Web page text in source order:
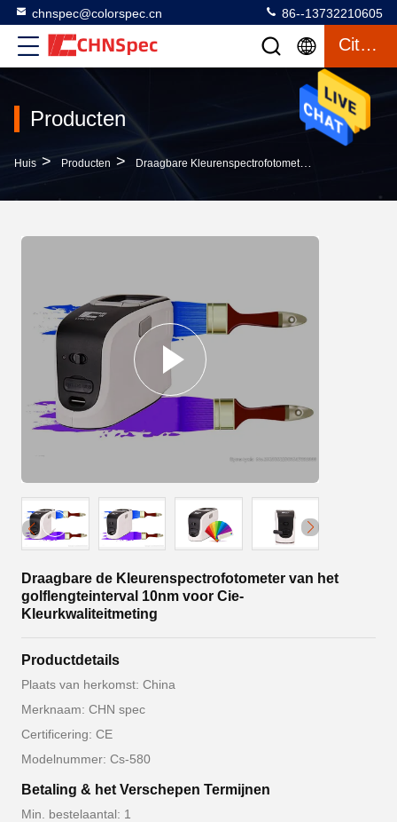
chnspec@colorspec.cn 86--13732210605
Citaat
Producten
Huis > Producten > Draagbare Kleurenspectrofotometer
Draagbare de Kleurenspectrofotometer van het
golflengteinterval 10nm voor Cie-
Kleurkwaliteitmeting
Productdetails
Plaats van herkomst: China
Merknaam: CHN spec
Certificering: CE
Modelnummer: Cs-580
Betaling & het Verschepen Termijnen
Min. bestelaantal: 1